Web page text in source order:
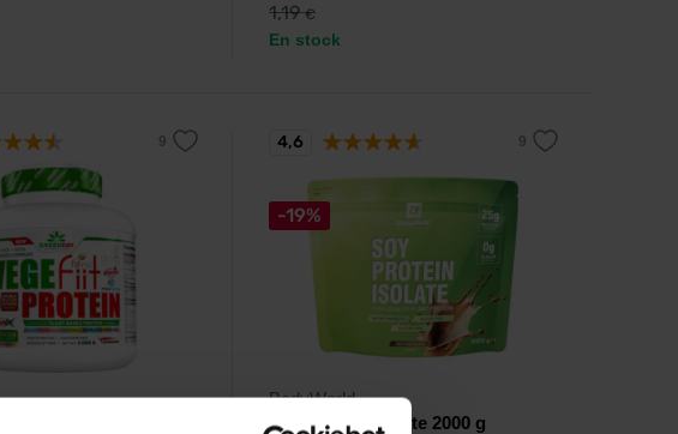
1,19€
En stock
-19%
BodyWorld
Soy Protein Isolate 2000 g
4,6